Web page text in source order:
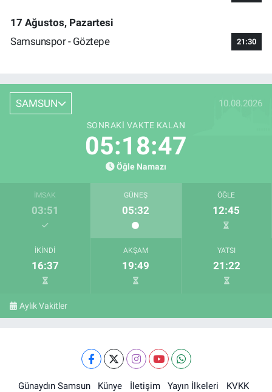
17 Ağustos, Pazartesi
Samsunspor - Göztepe
21:30
SAMSUN 10.08.2026
SONRAKI VAKTE KALAN
05:18:47
Öğle Namazı
İMSAK
03:51
GÜNEŞ
05:32
ÖĞLE
12:45
İKINDI
16:37
AKŞAM
19:49
YATSI
21:22
Aylık Vakitler
Günaydın Samsun Künye İletişim Yayın İlkeleri
KVKK